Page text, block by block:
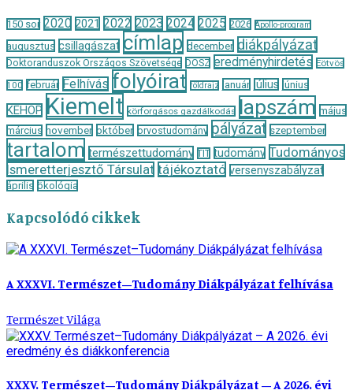
150 sor 2020 2021 2022 2023 2024 2025 2026 Apollo-program
augusztus csillagászat címlap december diákpályázat
Doktoranduszok Országos Szövetsége DOSZ eredményhirdetés Eötvös
100 február Felhívás folyóirat földrajz január július június
KEHOP Kiemelt körforgásos gazdálkodás lapszám május
március november október orvostudomány pályázat szeptember
tartalom természettudomány TIT tudomány Tudományos
Ismeretterjesztő Társulat tájékoztató versenyszabályzat
április ökológia
Kapcsolódó cikkek
A XXXVI. Természet–Tudomány Diákpályázat felhívása
Természet Világa
XXXV. Természet–Tudomány Diákpályázat – A 2026. évi